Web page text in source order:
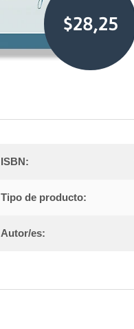
$28,25
ISBN:
Tipo de producto:
Autor/es: